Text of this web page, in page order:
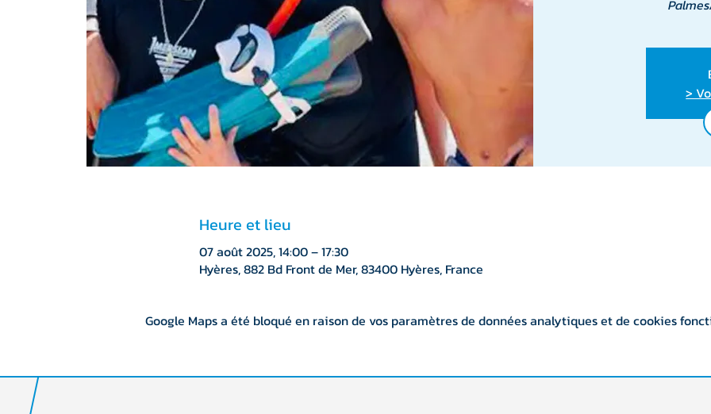
>
Heure et lieu
07 août 2025, 14:00 – 17:30
Hyères, 882 Bd Front de Mer, 83400 Hyères, France
Google Maps a été bloqué en raison de vos paramètres de données analytiques et de cookies